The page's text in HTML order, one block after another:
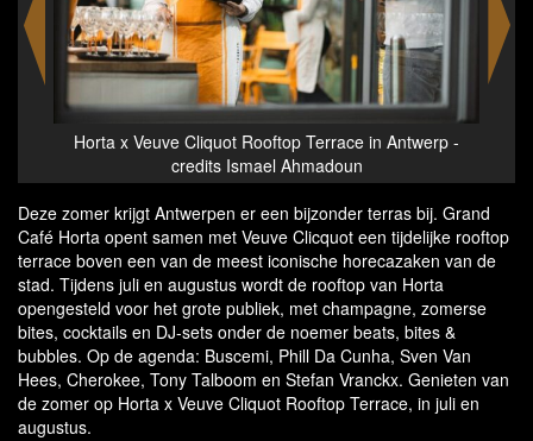
Horta x Veuve Cliquot Rooftop Terrace in Antwerp -
credits Ismael Ahmadoun
Deze zomer krijgt Antwerpen er een bijzonder terras bij. Grand
Café Horta opent samen met Veuve Clicquot een tijdelijke rooftop
terrace boven een van de meest iconische horecazaken van de
stad. Tijdens juli en augustus wordt de rooftop van Horta
opengesteld voor het grote publiek, met champagne, zomerse
bites, cocktails en DJ-sets onder de noemer beats, bites &
bubbles. Op de agenda: Buscemi, Phill Da Cunha, Sven Van
Hees, Cherokee, Tony Talboom en Stefan Vranckx. Genieten van
de zomer op Horta x Veuve Cliquot Rooftop Terrace, in juli en
augustus.